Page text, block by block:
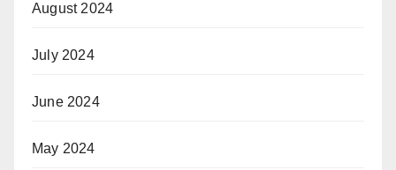
August 2024
July 2024
June 2024
May 2024